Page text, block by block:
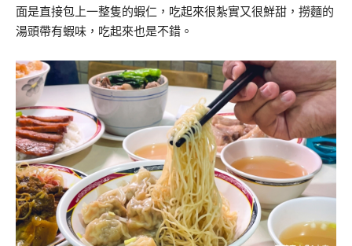
面是直接包上一整隻的蝦仁，吃起來很紮實又很鮮甜，撈麵的
湯頭帶有蝦味，吃起來也是不錯。